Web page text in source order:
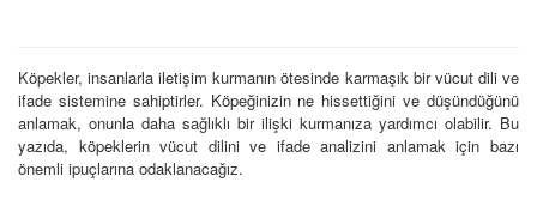
Köpekler, insanlarla iletişim kurmanın ötesinde karmaşık bir vücut dili ve
ifade sistemine sahiptirler. Köpeğinizin ne hissettiğini ve düşündüğünü
anlamak, onunla daha sağlıklı bir ilişki kurmanıza yardımcı olabilir. Bu
yazıda, köpeklerin vücut dilini ve ifade analizini anlamak için bazı
önemli ipuçlarına odaklanacağız.